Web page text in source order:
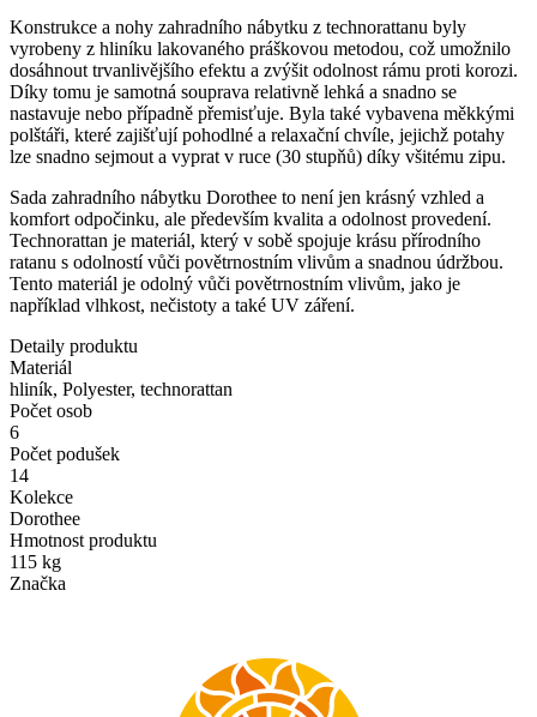
Konstrukce a nohy zahradního nábytku z technorattanu byly
vyrobeny z hliníku lakovaného práškovou metodou, což umožnilo
dosáhnout trvanlivějšího efektu a zvýšit odolnost rámu proti korozi.
Díky tomu je samotná souprava relativně lehká a snadno se
nastavuje nebo případně přemisťuje. Byla také vybavena měkkými
polštáři, které zajišťují pohodlné a relaxační chvíle, jejichž potahy
lze snadno sejmout a vyprat v ruce (30 stupňů) díky všitému zipu.
Sada zahradního nábytku Dorothee to není jen krásný vzhled a
komfort odpočinku, ale především kvalita a odolnost provedení.
Technorattan je materiál, který v sobě spojuje krásu přírodního
ratanu s odolností vůči povětrnostním vlivům a snadnou údržbou.
Tento materiál je odolný vůči povětrnostním vlivům, jako je
například vlhkost, nečistoty a také UV záření.
Detaily produktu
Materiál
hliník, Polyester, technorattan
Počet osob
6
Počet podušek
14
Kolekce
Dorothee
Hmotnost produktu
115 kg
Značka